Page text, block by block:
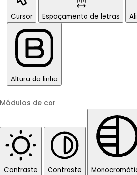
Cursor Espaçamento de letras
Altura da linha
Módulos de cor
Contraste Contraste